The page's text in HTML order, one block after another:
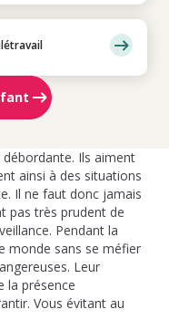
Ils aiment
ainsi à des situations
Il ne faut donc jamais
pas très prudent de
Pendant la
monde sans se méfier
Leur
la présence
Vous évitant au